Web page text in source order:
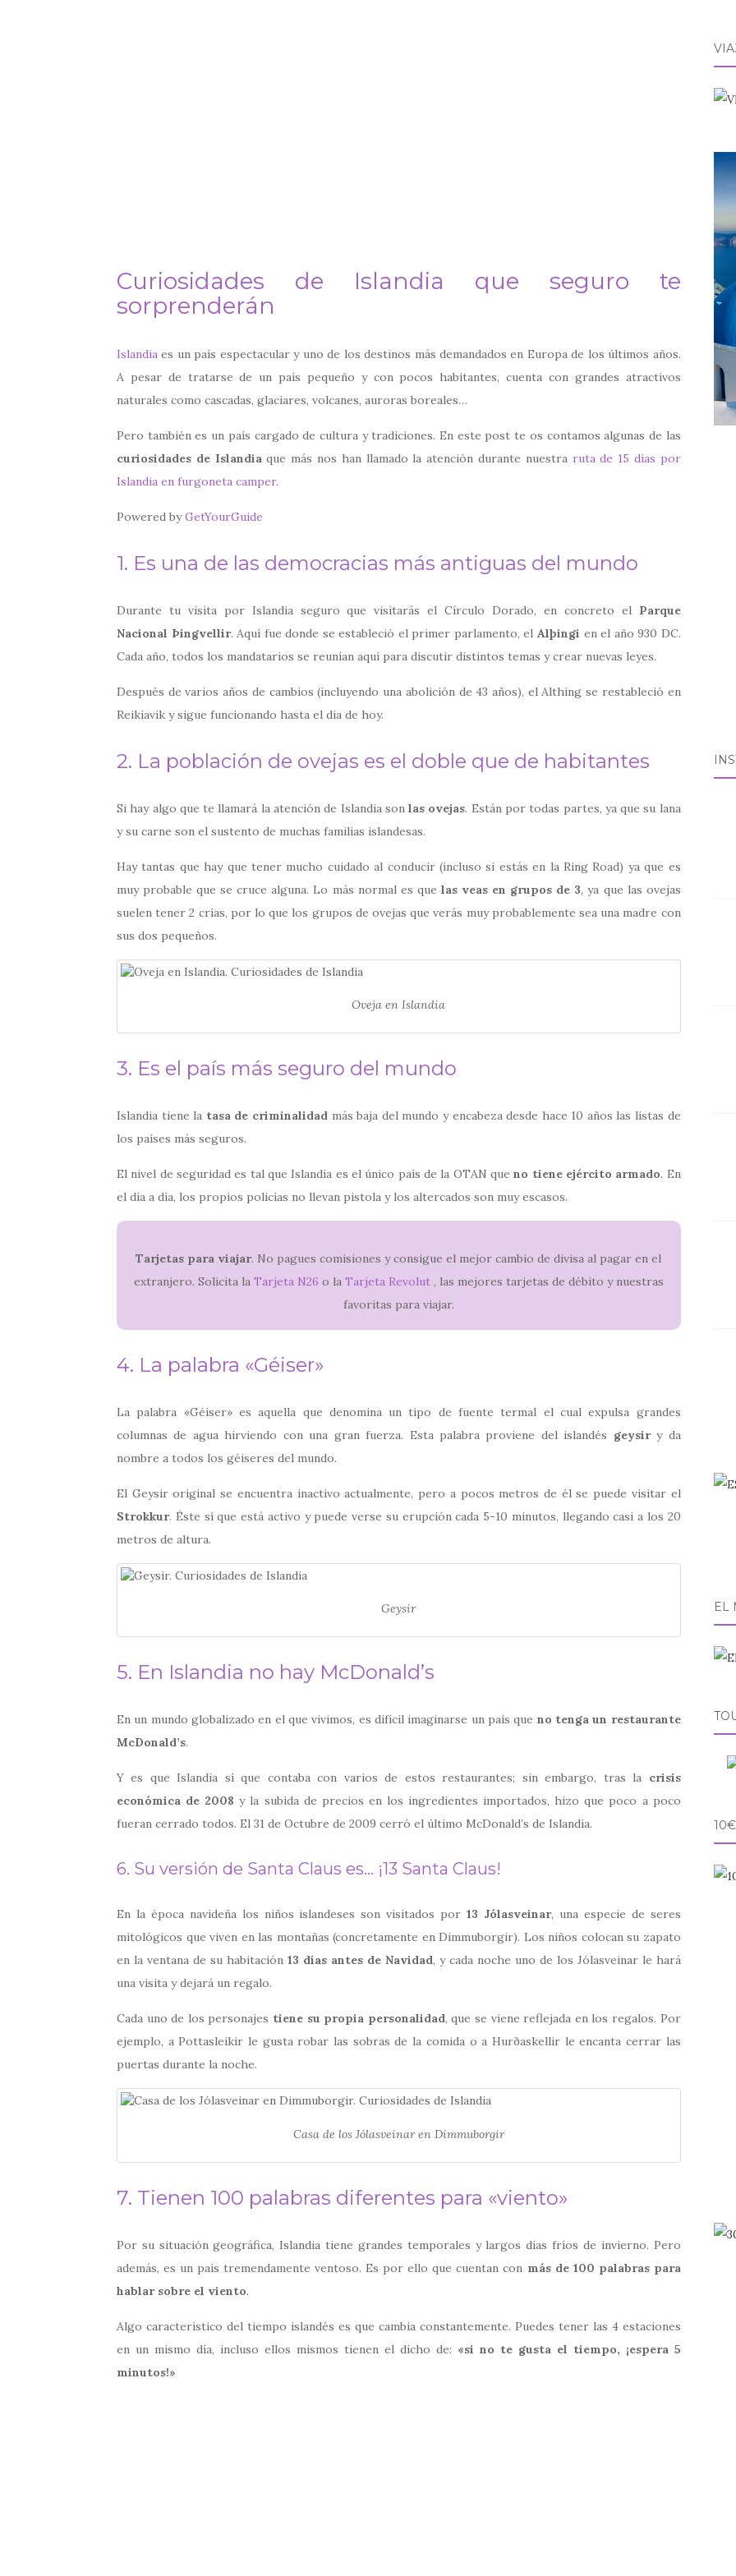
Curiosidades de Islandia que seguro te
sorprenderán
Islandia es un país espectacular y uno de los destinos más demandados en Europa de los últimos años.
A pesar de tratarse de un país pequeño y con pocos habitantes, cuenta con grandes atractivos
naturales como cascadas, glaciares, volcanes, auroras boreales…
Pero también es un país cargado de cultura y tradiciones. En este post te os contamos algunas de las
curiosidades de Islandia que más nos han llamado la atención durante nuestra ruta de 15 días por
Islandia en furgoneta camper.
Powered byGetYourGuide
1. Es una de las democracias más antiguas del mundo
Durante tu visita por Islandia seguro que visitarás el Círculo Dorado, en concreto el Parque
Nacional Þingvellir. Aquí fue donde se estableció el primer parlamento, el Alþingi en el año 930 DC.
Cada año, todos los mandatarios se reunían aquí para discutir distintos temas y crear nuevas leyes.
Después de varios años de cambios (incluyendo una abolición de 43 años), el Althing se restableció en
Reikiavik y sigue funcionando hasta el día de hoy.
2. La población de ovejas es el doble que de habitantes
Si hay algo que te llamará la atención de Islandia sonlas ovejas. Están por todas partes, ya que su lana
y su carne son el sustento de muchas familias islandesas.
Hay tantas que hay que tener mucho cuidado al conducir (incluso si estás en la Ring Road) ya que es
muy probable que se cruce alguna. Lo más normal es que las veas en grupos de 3, ya que las ovejas
suelen tener 2 crías, por lo que los grupos de ovejas que verás muy probablemente sea una madre con
sus dos pequeños.
Oveja en Islandia
3. Es el país más seguro del mundo
Islandia tiene la tasa de criminalidadmás baja del mundo y encabeza desde hace 10 años las listas de
los países más seguros.
El nivel de seguridad es tal que Islandia es el único país de la OTAN queno tiene ejército armado. En
el día a día, los propios policías no llevan pistola y los altercados son muy escasos.
Tarjetas para viajar. No pagues comisiones y consigue el mejor cambio de divisa al pagar en el
extranjero. Solicita la Tarjeta N26 o la Tarjeta Revolut, las mejores tarjetas de débito y nuestras
favoritas para viajar.
4. La palabra «Géiser»
La palabra «Géiser» es aquella que denomina un tipo de fuente termal el cual expulsa grandes
columnas de agua hirviendo con una gran fuerza. Esta palabra proviene del islandés geysiry da
nombre a todos los géiseres del mundo.
El Geysir original se encuentra inactivo actualmente, pero a pocos metros de él se puede visitar el
Strokkur. Éste sí que está activo y puede verse su erupción cada 5-10 minutos, llegando casi a los 20
metros de altura.
Geysir
5. En Islandia no hay McDonald’s
En un mundo globalizado en el que vivimos, es difícil imaginarse un país que no tenga un restaurante
McDonald’s.
Y es que Islandia sí que contaba con varios de estos restaurantes; sin embargo, tras la crisis
económica de 2008 y la subida de precios en los ingredientes importados, hizo que poco a poco
fueran cerrado todos. El 31 de Octubre de 2009 cerró el último McDonald’s de Islandia.
6. Su versión de Santa Claus es… ¡13 Santa Claus!
En la época navideña los niños islandeses son visitados por13 Jólasveinar, una especie de seres
mitológicos que viven en las montañas (concretamente en Dimmuborgir). Los niños colocan su zapato
en la ventana de su habitación 13 días antes de Navidad, y cada noche uno de los Jólasveinar le hará
una visita y dejará un regalo.
Cada uno de los personajes tiene su propia personalidad, que se viene reflejada en los regalos. Por
ejemplo, a Pottasleikir le gusta robar las sobras de la comida o a Hurðaskellir le encanta cerrar las
puertas durante la noche.
Casa de los Jólasveinar en Dimmuborgir
7. Tienen 100 palabras diferentes para «viento»
Por su situación geográfica, Islandia tiene grandes temporales y largos días fríos de invierno. Pero
además, es un país tremendamente ventoso. Es por ello que cuentan con más de 100 palabras para
hablar sobre el viento.
Algo característico del tiempo islandés es que cambia constantemente. Puedes tener las 4 estaciones
en un mismo día, incluso ellos mismos tienen el dicho de: «si no te gusta el tiempo, ¡espera 5
minutos!»
EL